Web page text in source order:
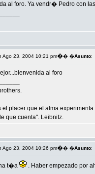
al foro. Ya vendr� Pedro con
Ago 23, 2004 10:21 pm�� �Asunto:
al foro
placer que el alma experimenta
que cuenta". Leibnitz.
Ago 23, 2004 10:26 pm�� �Asunto:
t�a
. Haber empezado por